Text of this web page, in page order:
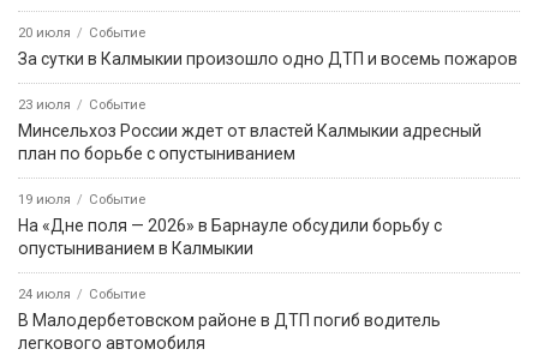
20 июля Событие
За сутки в Калмыкии произошло одно ДТП и восемь пожаров
23 июля Событие
Минсельхоз России ждет от властей Калмыкии адресный
план по борьбе с опустыниванием
19 июля Событие
На «Дне поля — 2026» в Барнауле обсудили борьбу с
опустыниванием в Калмыкии
24 июля Событие
В Малодербетовском районе в ДТП погиб водитель
легкового автомобиля